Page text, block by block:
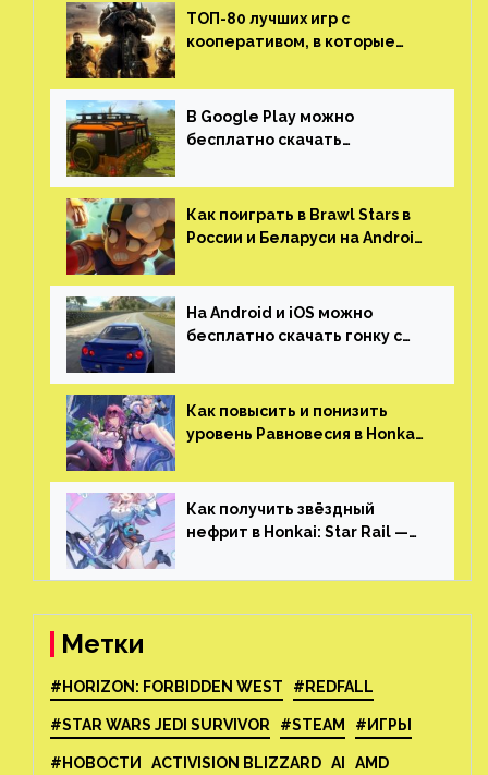
ТОП-80 лучших игр с
кооперативом, в которые
(никаких MMO)
В Google Play можно
бесплатно скачать
открытым миром, прокачкой,
гонками и тюнингом машины
Как поиграть в Brawl Stars в
России и Беларуси на Android
На Android и iOS можно
бесплатно скачать гонку с
который больше, чем в
Skyrim и GTA: San Andreas
Как повысить и понизить
уровень Равновесия в Honkai:
Как получить звёздный
нефрит в Honkai: Star Rail —
Метки
#HORIZON: FORBIDDEN WEST #REDFALL
#STAR WARS JEDI SURVIVOR #STEAM #ИГРЫ
#НОВОСТИ ACTIVISION BLIZZARD AI AMD